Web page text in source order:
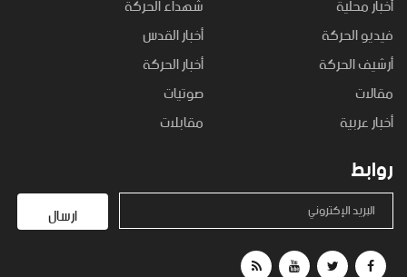
أخبار محلية
شهداء الحركة
فيديو الحركة
أخبار القدس
أرشيف الحركة
أخبار الحركة
مقالات
صوتيات
أخبار عربية
مقابلات
روابط
البريد الإكتروني ارسال